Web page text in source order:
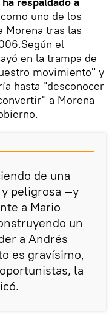
uno de los
Morena tras las
el
en la trampa de
movimiento" y
hasta "desconocer
a Morena
de una
peligrosa —y
a Mario
un
a Andrés
es gravísimo,
la